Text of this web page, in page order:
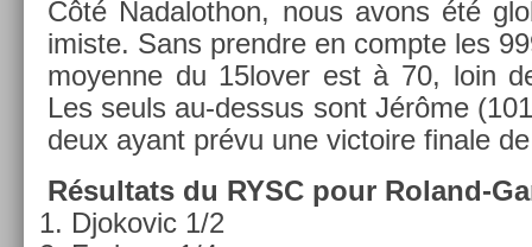
Côté Nadalot­hon, nous avons été
imis­te. Sans pre­ndre en com­pte les
moyen­ne du 15lover est à 70, loin
Les seuls au-dessus sont Jérôme
deux ayant prévu une vic­toire fin­ale
Résul­tats du RYSC pour Roland-
Djokovic 1/2